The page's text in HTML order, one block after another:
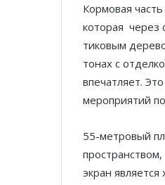
Кормовая
которая через
тиковым
тонах с
впечатляет.
мероприятий
55-метровый
экран